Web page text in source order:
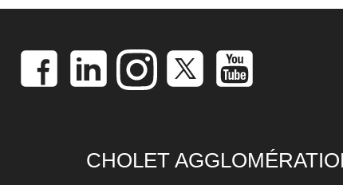
CHOLET